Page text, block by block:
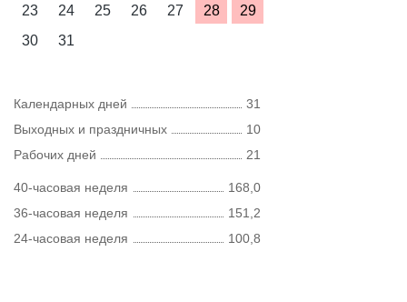
23
24 25 26 27 28
29
30
31
Календарных дней
31
Выходных и праздничных
10
Рабочих дней
21
40-часовая неделя
168,0
36-часовая неделя
151,2
24-часовая неделя
100,8